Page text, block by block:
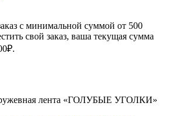
с минимальной суммой от 500
свой заказ, ваша текущая сумма
₽.
лента «ГОЛУБЫЕ УГОЛКИ»